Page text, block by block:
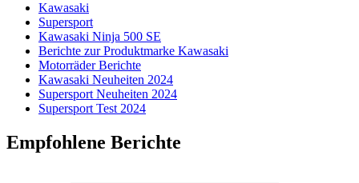
Kawasaki
Supersport
Kawasaki Ninja 500 SE
Berichte zur Produktmarke Kawasaki
Motorräder Berichte
Kawasaki Neuheiten 2024
Supersport Neuheiten 2024
Supersport Test 2024
Empfohlene Berichte